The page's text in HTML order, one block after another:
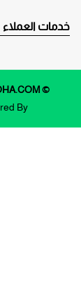
خدمات العملاء
© All Rights Reserved 2020-2025 PRINTEMPSDOHA.COM
By